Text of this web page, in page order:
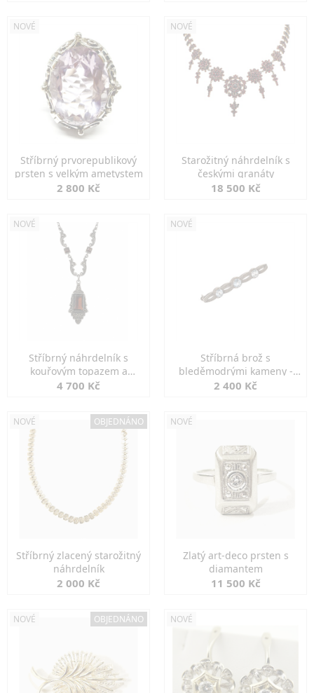
NOVÉ
Stříbrný prvorepublikový
prsten s velkým ametystem
2 800 Kč
NOVÉ
Starožitný náhrdelník s
českými granáty
18 500 Kč
NOVÉ
Stříbrný náhrdelník s
kouřovým topazem a
markazity
4 700 Kč
NOVÉ
Stříbrná brož s
bleděmodrými kameny -
jemná elegance
2 400 Kč
NOVÉ OBJEDNÁNO
Stříbrný zlacený starožitný
náhrdelník
2 000 Kč
NOVÉ
Zlatý art-deco prsten s
diamantem
11 500 Kč
NOVÉ OBJEDNÁNO NOVÉ